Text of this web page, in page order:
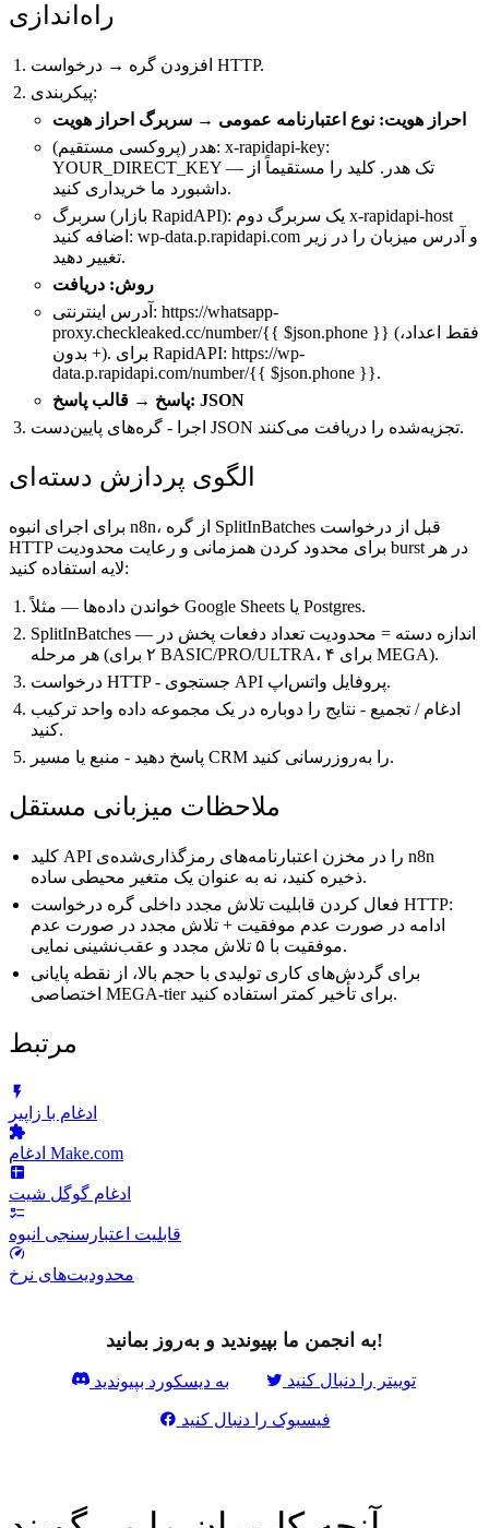
راه‌اندازی
افزودن گره → درخواست HTTP.
پیکربندی:
احراز هویت: نوع اعتبارنامه عمومی → سربرگ احراز هویت
هدر (پروکسی مستقیم): x-rapidapi-key:
YOUR_DIRECT_KEY — تک هدر. کلید را مستقیماً از
داشبورد ما خریداری کنید.
سربرگ (بازار RapidAPI): یک سربرگ دوم x-rapidapi-host
اضافه کنید: wp-data.p.rapidapi.com و آدرس میزبان را در زیر
تغییر دهید.
روش: دریافت
آدرس اینترنتی: https://whatsapp-
proxy.checkleaked.cc/number/{{ $json.phone }} (فقط اعداد،
بدون +). برای RapidAPI: https://wp-
data.p.rapidapi.com/number/{{ $json.phone }}.
پاسخ → قالب پاسخ: JSON
اجرا - گره‌های پایین‌دست JSON تجزیه‌شده را دریافت می‌کنند.
الگوی پردازش دسته‌ای
برای اجرای انبوه n8n، از گره SplitInBatches قبل از درخواست
HTTP برای محدود کردن همزمانی و رعایت محدودیت burst در هر
لایه استفاده کنید:
خواندن داده‌ها — مثلاً Google Sheets یا Postgres.
SplitInBatches — اندازه دسته = محدودیت تعداد دفعات پخش در
هر مرحله (۲ برای BASIC/PRO/ULTRA، ۴ برای MEGA).
درخواست HTTP - جستجوی API پروفایل واتس‌اپ.
ادغام / تجمیع - نتایج را دوباره در یک مجموعه داده واحد ترکیب
کنید.
پاسخ دهید - منبع یا مسیر CRM را به‌روزرسانی کنید.
ملاحظات میزبانی مستقل
کلید API را در مخزن اعتبارنامه‌های رمزگذاری‌شده‌ی n8n
ذخیره کنید، نه به عنوان یک متغیر محیطی ساده.
فعال کردن قابلیت تلاش مجدد داخلی گره درخواست HTTP:
ادامه در صورت عدم موفقیت + تلاش مجدد در صورت عدم
موفقیت با ۵ تلاش مجدد و عقب‌نشینی نمایی.
برای گردش‌های کاری تولیدی با حجم بالا، از نقطه پایانی
اختصاصی MEGA-tier برای تأخیر کمتر استفاده کنید.
مرتبط
ادغام با زاپیر
ادغام Make.com
ادغام گوگل شیت
قابلیت اعتبارسنجی انبوه
محدودیت‌های نرخ
به انجمن ما بپیوندید و به‌روز بمانید!
به دیسکورد بپیوندید توییتر را دنبال کنید
فیسبوک را دنبال کنید